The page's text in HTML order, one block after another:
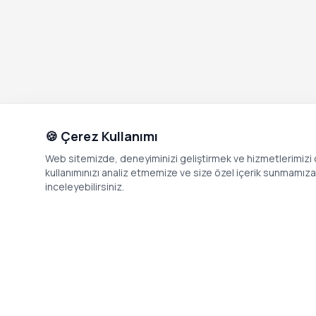
🍪 Çerez Kullanımı
Web sitemizde, deneyiminizi geliştirmek ve
kullanımınızı analiz etmemize ve size özel içerik
inceleyebilirsiniz.